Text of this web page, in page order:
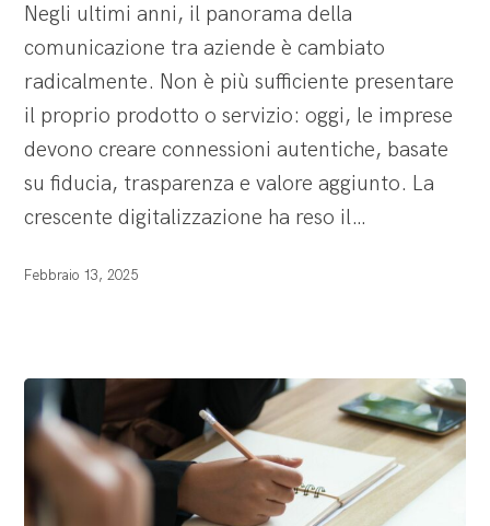
strategie
vincenti
per
il
successo
Negli ultimi anni, il panorama della
comunicazione tra aziende è cambiato
radicalmente. Non è più sufficiente presentare
il proprio prodotto o servizio: oggi, le imprese
devono creare connessioni autentiche, basate
su fiducia, trasparenza e valore aggiunto. La
crescente digitalizzazione ha reso il…
Febbraio 13, 2025